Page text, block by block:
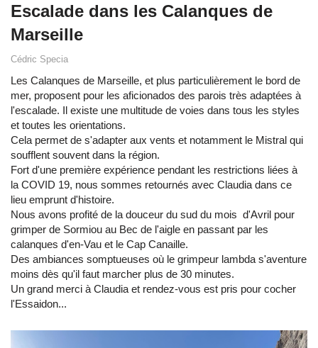
Escalade dans les Calanques de
Marseille
Cédric Specia
Les Calanques de Marseille, et plus particulièrement le bord de
mer, proposent pour les aficionados des parois très adaptées à
l'escalade. Il existe une multitude de voies dans tous les styles
et toutes les orientations.
Cela permet de s'adapter aux vents et notamment le Mistral qui
soufflent souvent dans la région.
Fort d'une première expérience pendant les restrictions liées à
la COVID 19, nous sommes retournés avec Claudia dans ce
lieu emprunt d'histoire.
Nous avons profité de la douceur du sud du mois d'Avril pour
grimper de Sormiou au Bec de l'aigle en passant par les
calanques d'en-Vau et le Cap Canaille.
Des ambiances somptueuses où le grimpeur lambda s'aventure
moins dès qu'il faut marcher plus de 30 minutes.
Un grand merci à Claudia et rendez-vous est pris pour cocher
l'Essaidon...